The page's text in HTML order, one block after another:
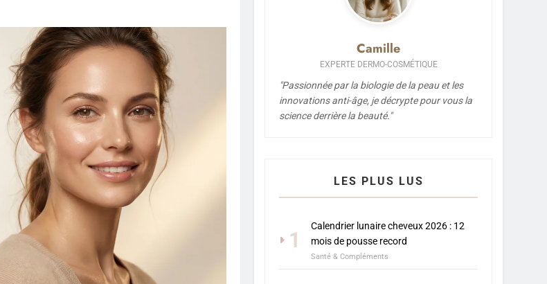
Camille
EXPERTE DERMO-COSMÉTIQUE
"Passionnée par la biologie de la peau et les
innovations anti-âge, je décrypte pour vous la
science derrière la beauté."
LES PLUS LUS
1
Calendrier lunaire cheveux 2026 : 12
mois de pousse record
Santé & Compléments